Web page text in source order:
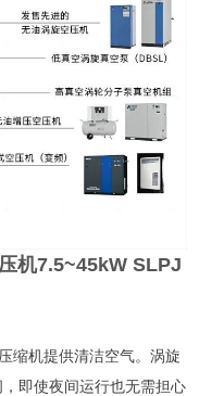
机7.5~45kW SLPJ
缩机提供清洁空气。涡旋
即使夜间运行也无需担心